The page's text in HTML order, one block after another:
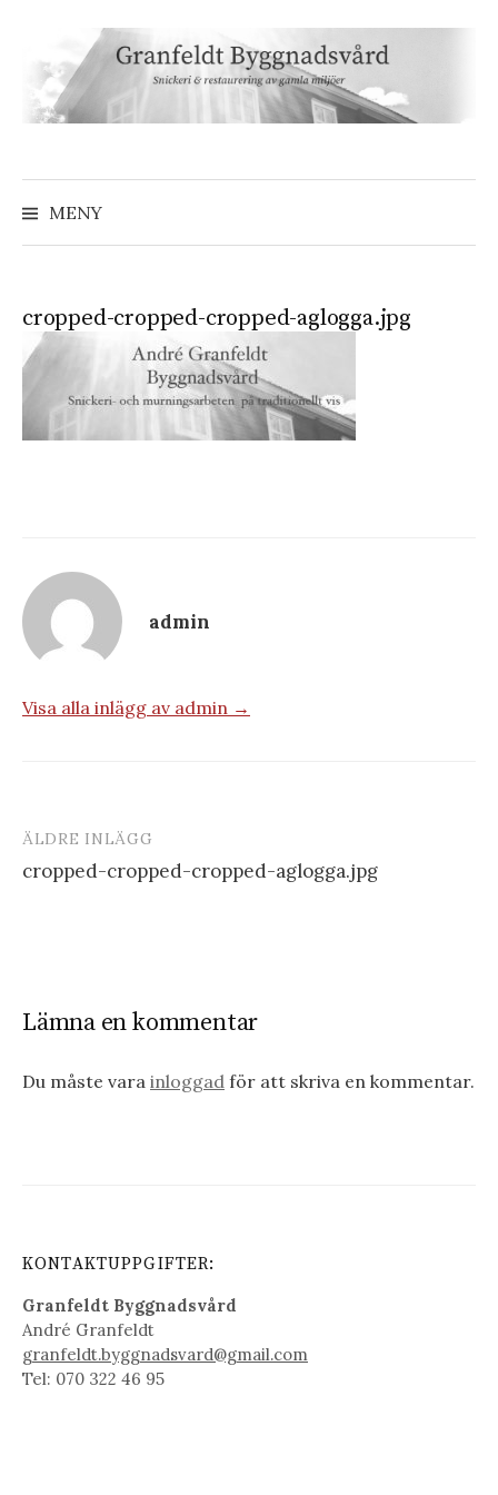
innehåll
MENY
cropped-cropped-cropped-aglogga.jpg
admin
Visa alla inlägg av admin →
Inläggsnavigering
ÄLDRE INLÄGG
cropped-cropped-cropped-aglogga.jpg
Lämna en kommentar
Du måste vara inloggad för att skriva en kommentar.
KONTAKTUPPGIFTER:
Granfeldt Byggnadsvård
André Granfeldt
granfeldt.byggnadsvard@gmail.com
Tel: 070 322 46 95